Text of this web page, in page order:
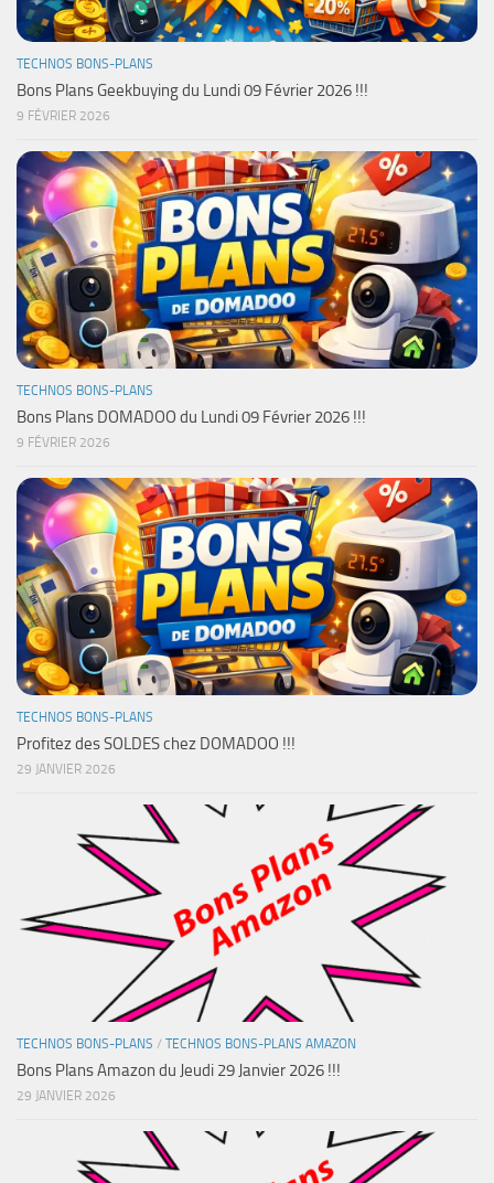
TECHNOS BONS-PLANS
Bons Plans Geekbuying du Lundi 09 Février 2026 !!!
9 FÉVRIER 2026
TECHNOS BONS-PLANS
Bons Plans DOMADOO du Lundi 09 Février 2026 !!!
9 FÉVRIER 2026
TECHNOS BONS-PLANS
Profitez des SOLDES chez DOMADOO !!!
29 JANVIER 2026
TECHNOS BONS-PLANS / TECHNOS BONS-PLANS AMAZON
Bons Plans Amazon du Jeudi 29 Janvier 2026 !!!
29 JANVIER 2026